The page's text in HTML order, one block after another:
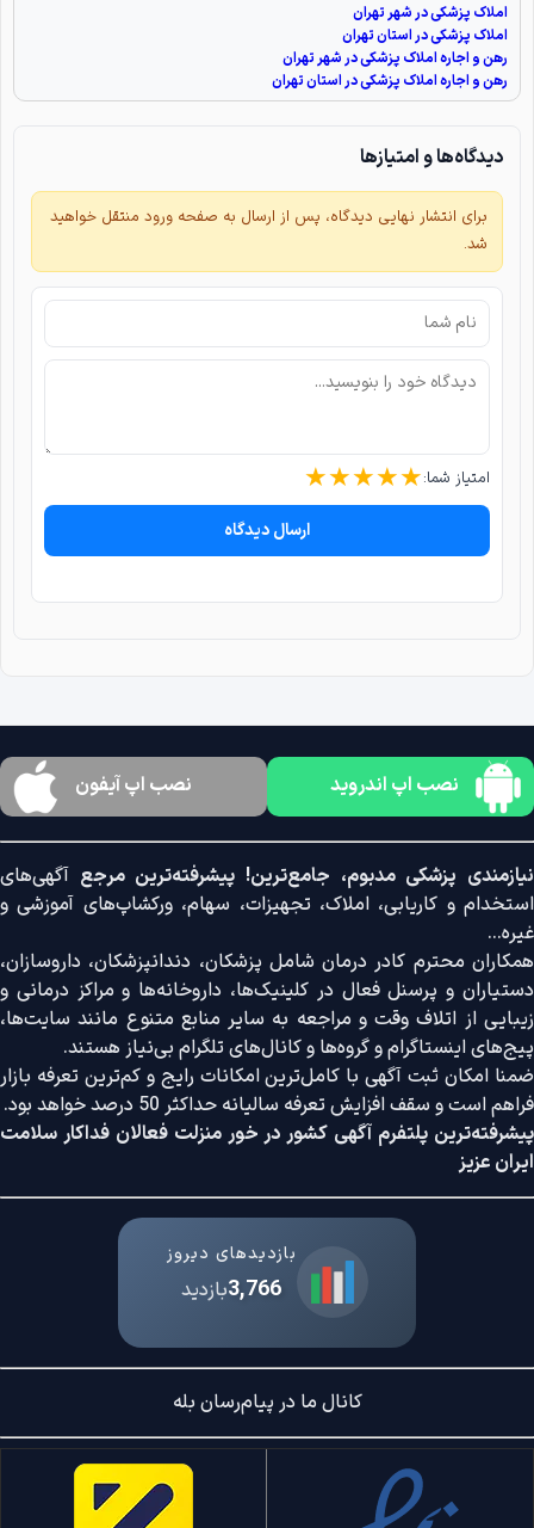
املاک پزشکی در شهر تهران
املاک پزشکی در استان تهران
رهن و اجاره املاک پزشکی در شهر تهران
رهن و اجاره املاک پزشکی در استان تهران
دیدگاه‌ها و امتیازها
برای انتشار نهایی دیدگاه، پس از ارسال به صفحه ورود منتقل خواهید
شد.
امتیاز شما: ★★★★★
ارسال دیدگاه
نصب اپ اندروید نصب اپ آیفون
نیازمندی پزشکی مدبوم، جامع‌ترین! پیشرفته‌ترین مرجع آگهی‌های
استخدام و کاریابی، املاک، تجهیزات، سهام، ورکشاپ‌های آموزشی و
غیره...
همکاران محترم کادر درمان شامل پزشکان، دندانپزشکان، داروسازان،
دستیاران و پرسنل فعال در کلینیک‌ها، داروخانه‌ها و مراکز درمانی و
زیبایی از اتلاف وقت و مراجعه به سایر منابع متنوع مانند سایت‌ها،
پیج‌های اینستاگرام و گروه‌ها و کانال‌های تلگرام بی‌نیاز هستند.
ضمنا امکان ثبت آگهی با کامل‌ترین امکانات رایج و کم‌ترین تعرفه بازار
فراهم است و سقف افزایش تعرفه سالیانه حداکثر 50 درصد خواهد بود.
پیشرفته‌ترین پلتفرم آگهی کشور در خور منزلت فعالان فداکار سلامت
ایران عزیز
بازدیدهای دیروز
3,766بازدید
کانال ما در پیام‌رسان بله